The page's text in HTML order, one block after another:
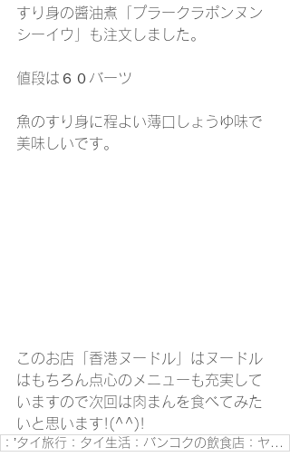
すり身の醬油煮「プラークラポンヌン
シーイウ」も注文しました。
値段は６０バーツ
魚のすり身に程よい薄口しょうゆ味で
美味しいです。
このお店「香港ヌードル」はヌードル
はもちろん点心のメニューも充実して
いますので次回は肉まんを食べてみた
いと思います!(^^)!